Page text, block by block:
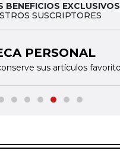
BENEFICIOS
SUSCRIPTORES
PERSONAL
sus artículos